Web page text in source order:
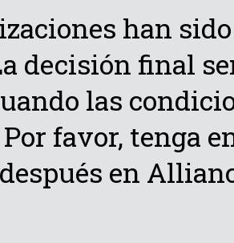
han
decisión final
las
favor, tenga
en